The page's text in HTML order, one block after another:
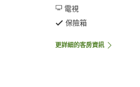
電視
保險箱
更詳細的客房資訊